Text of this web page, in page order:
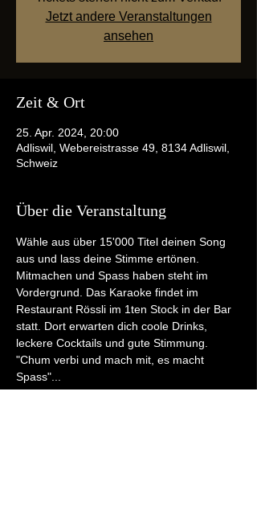
Jetzt andere Veranstaltungen
ansehen
Zeit & Ort
25. Apr. 2024, 20:00
Adliswil, Webereistrasse 49, 8134 Adliswil,
Schweiz
Über die Veranstaltung
Wähle aus über 15'000 Titel deinen Song
aus und lass deine Stimme ertönen.
Mitmachen und Spass haben steht im
Vordergrund. Das Karaoke findet im
Restaurant Rössli im 1ten Stock in der Bar
statt. Dort erwarten dich coole Drinks,
leckere Cocktails und gute Stimmung.
"Chum verbi und mach mit, es macht
Spass"...